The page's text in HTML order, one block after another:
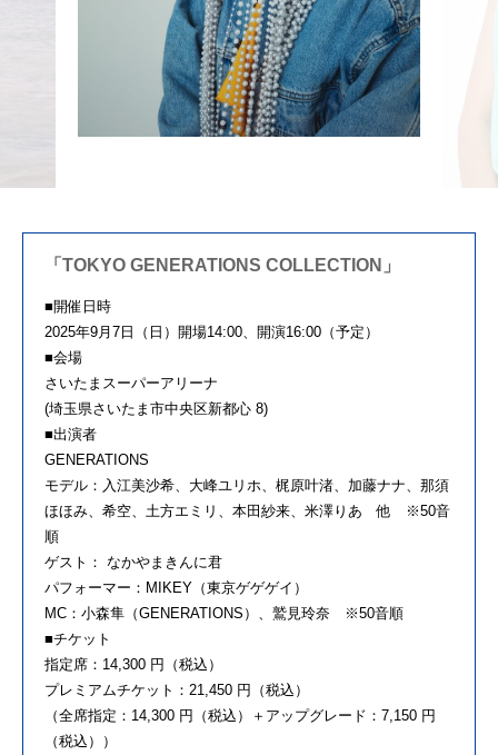
「TOKYO GENERATIONS COLLECTION」
■開催日時
2025年9月7日（日）開場14:00、開演16:00（予定）
■会場
さいたまスーパーアリーナ
(埼玉県さいたま市中央区新都心 8)
■出演者
GENERATIONS
モデル：入江美沙希、大峰ユリホ、梶原叶渚、加藤ナナ、那須
ほほみ、希空、土方エミリ、本田紗来、米澤りあ 他 ※50音
順
ゲスト： なかやまきんに君
パフォーマー：MIKEY（東京ゲゲゲイ）
MC：小森隼（GENERATIONS）、鷲見玲奈 ※50音順
■チケット
指定席：14,300 円（税込）
プレミアムチケット：21,450 円（税込）
（全席指定：14,300 円（税込）＋アップグレード：7,150 円
（税込））